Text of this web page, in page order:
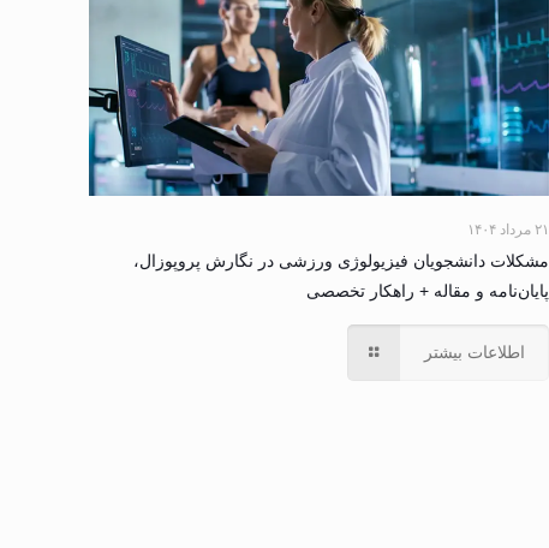
۲۱ مرداد ۱۴۰۴
مشکلات دانشجویان فیزیولوژی ورزشی در نگارش پروپوزال،
پایان‌نامه و مقاله + راهکار تخصصی
اطلاعات بیشتر